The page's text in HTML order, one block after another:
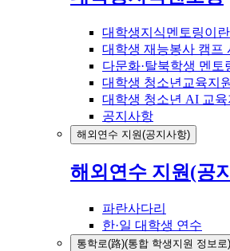
대학생지식멘토링이란
대학생 재능봉사 캠프
다문화·탈북학생 멘토
대학생 청소년교육지
대학생 청소년 AI 교
공지사항
해외연수 지원(공지사항)
해외연수 지원(공
파란사다리
한·일 대학생 연수
통학로(路)(통합 학생지원 정보로)